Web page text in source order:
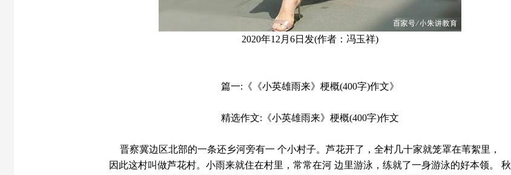
2020年12月6日发(作者：冯玉祥)
篇一:《《小英雄雨来》梗概(400字)作文》
精选作文:《小英雄雨来》梗概(400字)作文
晋察冀边区北部的一条还乡河旁有一 个小村子。芦花开了，全村几十家就笼罩在苇絮里，
因此这村叫做芦花村。小雨来就住在村里，常常在河 边里游泳，练就了一身游泳的好本领。 秋